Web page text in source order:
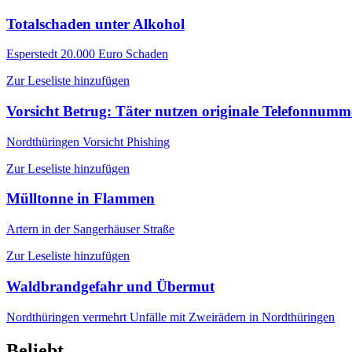
Totalschaden unter Alkohol
Esperstedt 20.000 Euro Schaden
Zur Leseliste hinzufügen
Vorsicht Betrug: Täter nutzen originale
Nordthüringen Vorsicht Phishing
Zur Leseliste hinzufügen
Mülltonne in Flammen
Artern in der Sangerhäuser Straße
Zur Leseliste hinzufügen
Waldbrandgefahr und Übermut
Nordthüringen vermehrt Unfälle mit Zweirädern in Nordthüringen